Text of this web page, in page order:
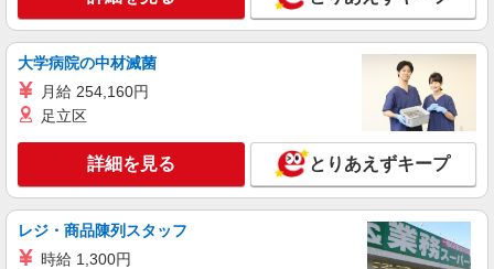
大学病院の中材滅菌
月給 254,160円
足立区
詳細を見る とりあえずキープ
レジ・商品陳列スタッフ
時給 1,300円